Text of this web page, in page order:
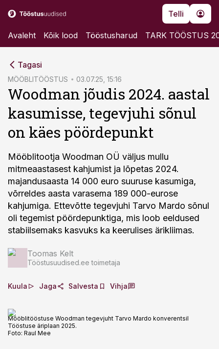
Telli
Avaleht Kõik lood Tööstusharud TARK TÖÖSTUS
Tagasi
MÖÖBLITÖÖSTUS 03.07.25, 15:16
Woodman jõudis 2024. aastal
kasumisse, tegevjuhi sõnul
on käes pöördepunkt
Mööblitootja Woodman OÜ väljus mullu
mitmeaastasest kahjumist ja lõpetas 2024.
majandusaasta 14 000 euro suuruse kasumiga,
võrreldes aasta varasema 189 000-eurose
kahjumiga. Ettevõtte tegevjuhi Tarvo Mardo sõnul
oli tegemist pöördepunktiga, mis loob eeldused
stabiilsemaks kasvuks ka keerulises ärikliimas.
Toomas Kelt
Tööstusuudised.ee toimetaja
Kuula Jaga Salvesta Vihja
Mööblitööstuse Woodman tegevjuht Tarvo Mardo konverentsil
Tööstuse äriplaan 2025.
Foto: Raul Mee